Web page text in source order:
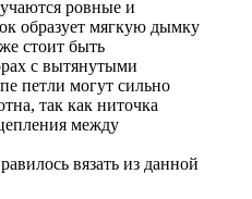
ровные и
образует мягкую дымку
стоит быть
с вытянутыми
петли могут сильно
так как ниточка
между
вязать из данной